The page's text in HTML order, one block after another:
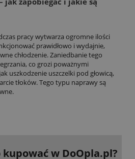
pracy wytwarza ogromne ilości
prawidłowo i wydajnie,
chłodzenie. Zaniedbanie tego
co grozi poważnymi
uszkodzenie uszczelki pod głowicą,
tłoków. Tego typu naprawy są
kupowaćw DoOpla.pl?